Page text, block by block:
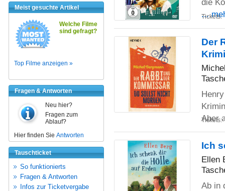
Meist gesuchte Artikel
Welche Filme
sind gefragt?
Top Filme anzeigen »
Fragen & Antworten
Neu hier?
Fragen zum
Ablauf?
Hier finden Sie Antworten
Tauschticket
So funktionierts
Fragen & Antworten
Infos zur Ticketvergabe
die
...
Tickets:
Der
Aber
Tickets:
Ich
Ellen
Ab in